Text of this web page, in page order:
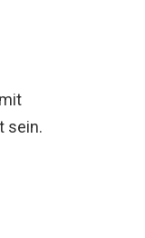
sein.